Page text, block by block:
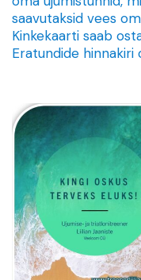
saavutaksid vees
Kinkekaarti saab
Eratundide hinnakiri